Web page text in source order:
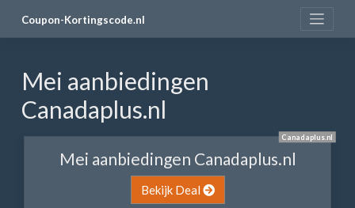
Coupon-Kortingscode.nl
Mei aanbiedingen
Canadaplus.nl
Canadaplus.nl
Mei aanbiedingen Canadaplus.nl
Bekijk Deal